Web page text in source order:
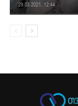
29.03.2021. 12:44